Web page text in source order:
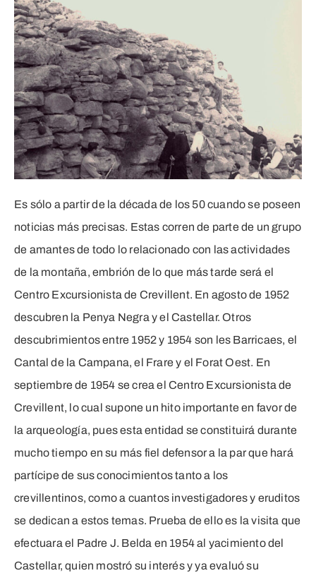
Es sólo a partir de la década de los 50 cuando se poseen
noticias más precisas. Estas corren de parte de un grupo
de amantes de todo lo relacionado con las actividades
de la montaña, embrión de lo que más tarde será el
Centro Excursionista de Crevillent. En agosto de 1952
descubren la Penya Negra y el Castellar. Otros
descubrimientos entre 1952 y 1954 son les Barricaes, el
Cantal de la Campana, el Frare y el Forat Oest. En
septiembre de 1954 se crea el Centro Excursionista de
Crevillent, lo cual supone un hito importante en favor de
la arqueología, pues esta entidad se constituirá durante
mucho tiempo en su más fiel defensor a la par que hará
partícipe de sus conocimientos tanto a los
crevillentinos, como a cuantos investigadores y eruditos
se dedican a estos temas. Prueba de ello es la visita que
efectuara el Padre J. Belda en 1954 al yacimiento del
Castellar, quien mostró su interés y ya evaluó su